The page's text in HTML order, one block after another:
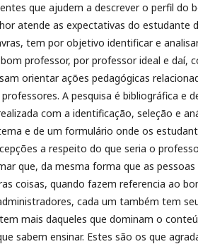
que ajudem a descrever o perfil do
atende as expectativas do estudante
tem por objetivo identificar e
professor, por professor ideal e daí,
orientar ações pedagógicas
A pesquisa é bibliográfica e
com a identificação, seleção e
e de um formulário onde os
a respeito do que seria o
que, da mesma forma que as
coisas, quando fazem referencia ao
cada um também tem
mais daqueles que dominam o
sabem ensinar. Estes são os que